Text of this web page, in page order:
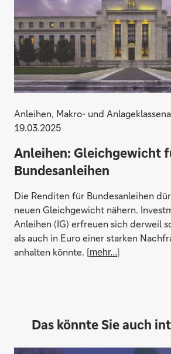
Anleihen, Makro- und
19.03.2025
Anleihen: Gleichgewicht
Bundesanleihen
Die Renditen für Bundesanleihen
neuen Gleichgewicht nähern.
Anleihen (IG) erfreuen sich derweil
als auch in Euro einer starken
anhalten könnte. [mehr...]
Das könnte Sie auch